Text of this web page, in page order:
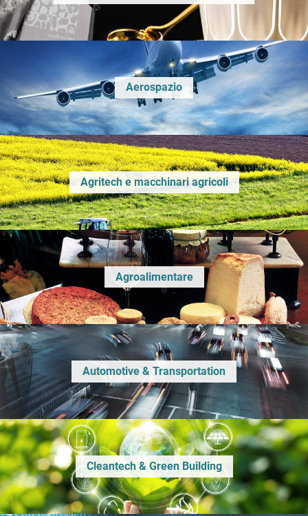
Aerospazio
Agritech e macchinari agricoli
Agroalimentare
Automotive & Transportation
Cleantech & Green Building